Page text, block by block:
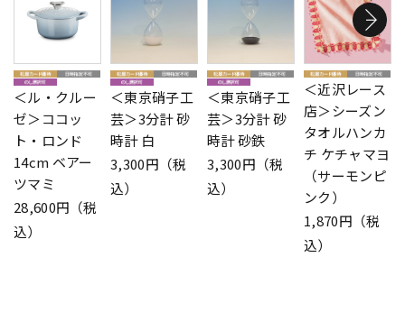
＜ル・クルー
ゼ＞ココッ
ト・ロンド
14cm ベアー
ツマミ
28,600円（税
込）
＜東京硝子工
芸＞3分計 砂
時計 白
3,300円（税
込）
＜東京硝子工
芸＞3分計 砂
時計 砂鉄
3,300円（税
込）
＜近沢レース
店＞シーズン
タオルハンカ
チ ケチャマヨ
（サーモンピ
ンク）
1,870円（税
込）